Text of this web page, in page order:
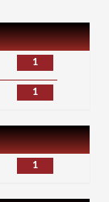
1
1
1